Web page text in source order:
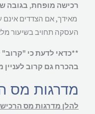
רכישה מופחת, בגובה
מאידך, אם הצדדים אינם
העסקה תחויב בשיעור מלא!
**כדאי לדעת כי "קרוב"
בהכרח גם קרוב לעניין
מדרגות מס
להלן מדרגות מס